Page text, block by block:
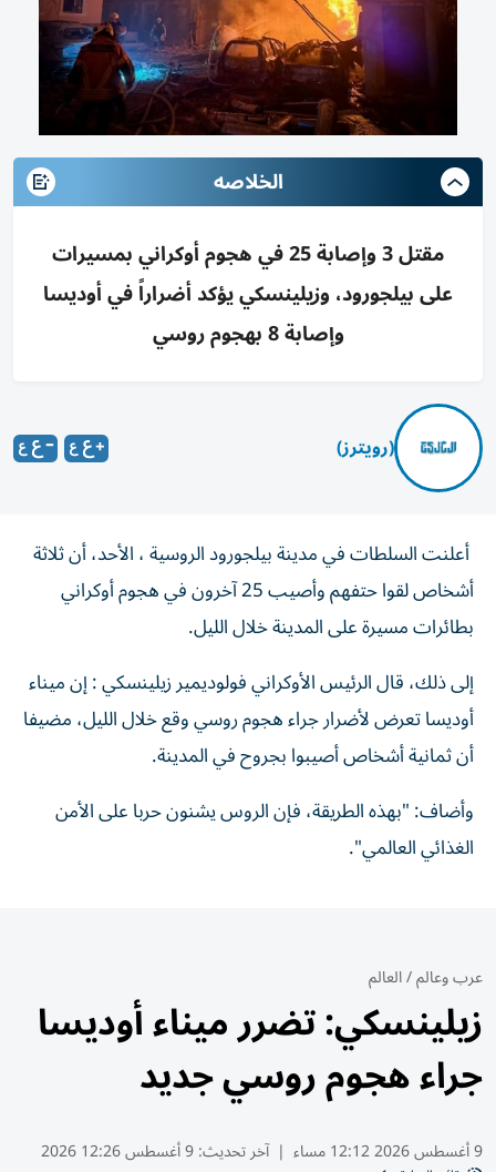
الخلاصه
مقتل 3 وإصابة 25 في هجوم أوكراني بمسيرات
على بيلجورود، وزيلينسكي يؤكد أضراراً في أوديسا
وإصابة 8 بهجوم روسي
(رويترز)
​أعلنت ⁠السلطات ‌في مدينة ‌بيلجورود الروسية ، الأحد، ⁠أن ثلاثة
أشخاص لقوا ​حتفهم وأصيب ‌25 آخرون ⁠في هجوم أوكراني
بطائرات ​مسيرة ‌على ‌المدينة ‌خلال ‌الليل.
إلى ذلك، قال الرئيس ⁠الأوكراني فولوديمير زيلينسكي : إن ميناء
‌أوديسا تعرض ⁠لأضرار جراء هجوم روسي وقع خلال الليل، مضيفا
أن ثمانية أشخاص ‌أصيبوا بجروح في ⁠المدينة.
وأضاف: "بهذه الطريقة، فإن الروس يشنون حربا ‌على ‌الأمن
الغذائي العالمي".
عرب وعالم/العالم
زيلينسكي: تضرر ميناء أوديسا
جراء هجوم روسي جديد
9 أغسطس 2026 12:12 مساء | آخر تحديث:9 أغسطس 12:26 2026